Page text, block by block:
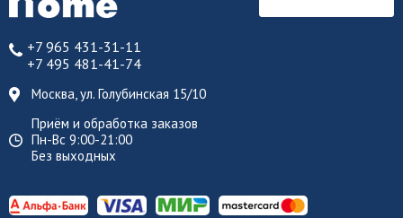
+7 965 431-31-11
+7 495 481-41-74
Москва, ул. Голубинская 15/10
Приём и обработка заказов
Пн-Вс 9:00-21:00
Без выходных